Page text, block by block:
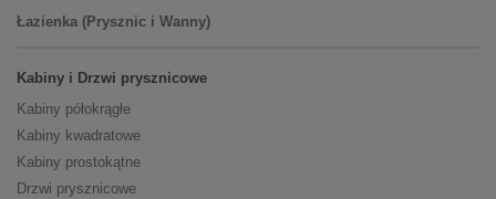
Łazienka (Prysznic i Wanny)
Kabiny i Drzwi prysznicowe
Kabiny półokrągłe
Kabiny kwadratowe
Kabiny prostokątne
Drzwi prysznicowe